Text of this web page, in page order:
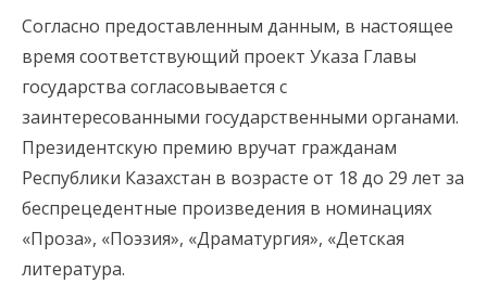
Согласно предоставленным данным, в настоящее
время соответствующий проект Указа Главы
государства согласовывается с
заинтересованными государственными органами.
Президентскую премию вручат гражданам
Республики Казахстан в возрасте от 18 до 29 лет за
беспрецедентные произведения в номинациях
«Проза», «Поэзия», «Драматургия», «Детская
литература.